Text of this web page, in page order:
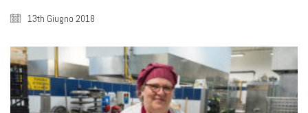
13th Giugno 2018